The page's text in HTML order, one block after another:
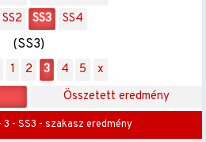
SS2 SS3 SS4
(SS3)
1 2 3 4 5
x
Összetett eredmény
3 - SS3 - szakasz eredmény